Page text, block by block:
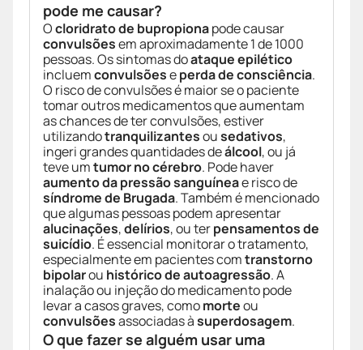
pode me causar?
Ocloridrato de bupropionapode causar
convulsõesem aproximadamente 1 de 1000
pessoas. Os sintomas doataque epilético
incluemconvulsõeseperda de consciência.
O risco de convulsões é maior se o paciente
tomar outros medicamentos que aumentam
as chances de ter convulsões, estiver
utilizandotranquilizantesousedativos,
ingeri grandes quantidades deálcool, ou já
teve umtumor no cérebro. Pode haver
aumento da pressão sanguíneae risco de
síndrome de Brugada. Também é mencionado
que algumas pessoas podem apresentar
alucinações,delírios, ou terpensamentos de
suicídio. É essencial monitorar o tratamento,
especialmente em pacientes comtranstorno
bipolarou histórico de autoagressão. A
inalação ou injeção do medicamento pode
levar a casos graves, comomorteou
convulsõesassociadas àsuperdosagem.
O que fazer se alguém usar uma